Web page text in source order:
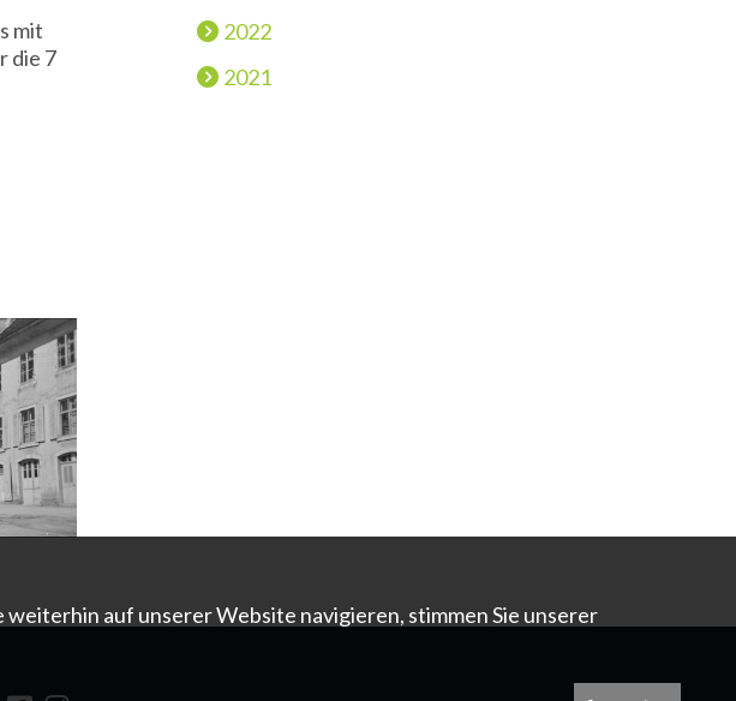
mit
die 7
2022
2021
auf unserer Website navigieren, stimmen Sie unserer